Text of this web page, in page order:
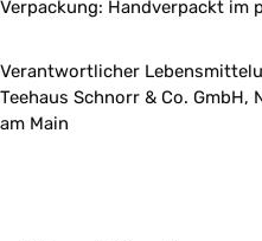
Verpackung: Handverpackt im
Verantwortlicher
Teehaus Schnorr & Co. GmbH,
am Main